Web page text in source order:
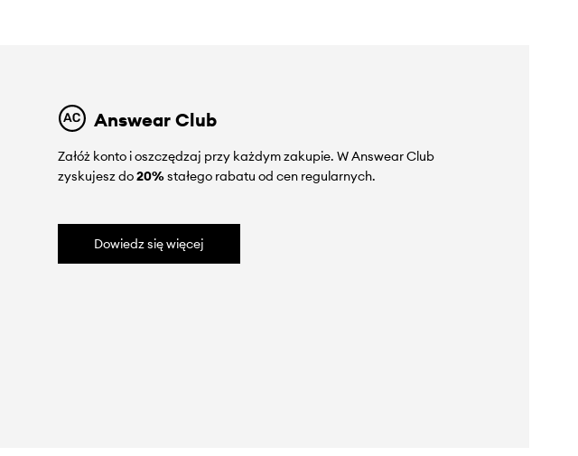
Answear Club
Załóż konto i oszczędzaj przy każdym zakupie. W Answear Club
zyskujesz do20%stałego rabatu od cen regularnych.
Dowiedz się więcej